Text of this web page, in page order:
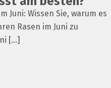
Juni: Wissen Sie, warum es
Rasen im Juni zu
[...]